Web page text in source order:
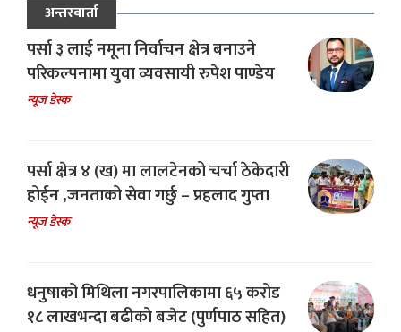
अन्तरवार्ता
पर्सा ३ लाई नमूना निर्वाचन क्षेत्र बनाउने
परिकल्पनामा युवा व्यवसायी रुपेश पाण्डेय
न्यूज डेस्क
पर्सा क्षेत्र ४ (ख) मा लालटेनको चर्चा ठेकेदारी
होईन ,जनताको सेवा गर्छु – प्रहलाद गुप्ता
न्यूज डेस्क
धनुषाको मिथिला नगरपालिकामा ६५ करोड
१८ लाखभन्दा बढीको बजेट (पुर्णपाठ सहित)